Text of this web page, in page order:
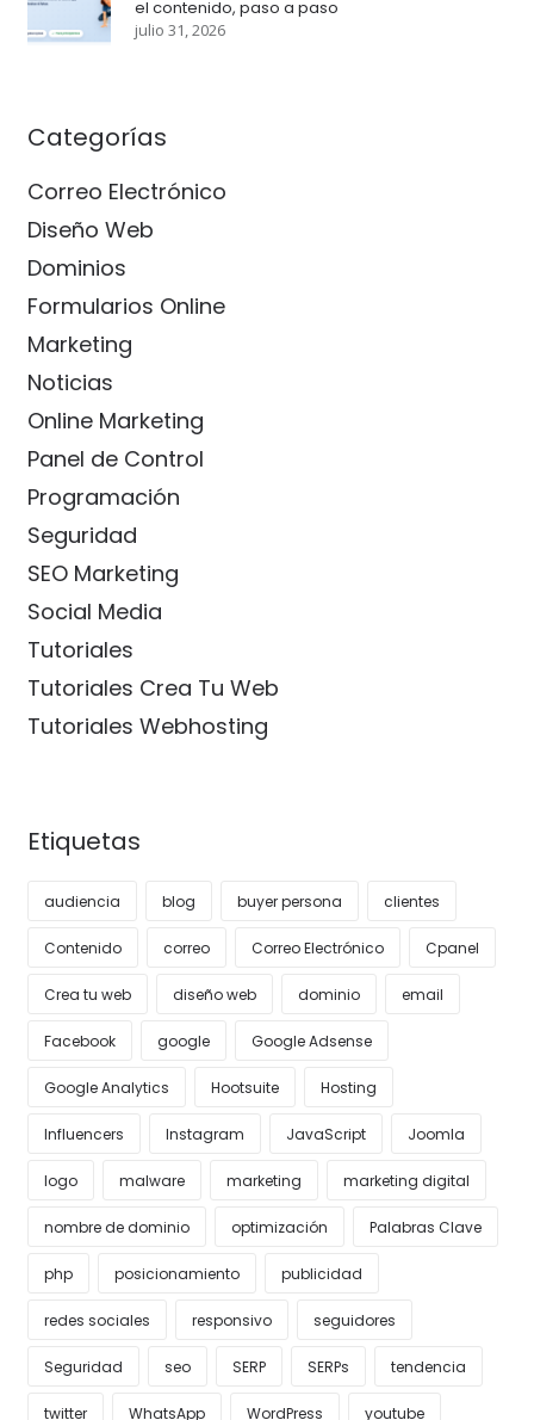
el contenido, paso a paso
julio 31, 2026
Categorías
Correo Electrónico
Diseño Web
Dominios
Formularios Online
Marketing
Noticias
Online Marketing
Panel de Control
Programación
Seguridad
SEO Marketing
Social Media
Tutoriales
Tutoriales Crea Tu Web
Tutoriales Webhosting
Etiquetas
audiencia blog buyer persona clientes
Contenido correo Correo Electrónico Cpanel
Crea tu web diseño web dominio email
Facebook google Google Adsense
Google Analytics Hootsuite Hosting
Influencers Instagram JavaScript Joomla
logo malware marketing marketing digital
nombre de dominio optimización Palabras Clave
php posicionamiento publicidad
redes sociales responsivo seguidores
Seguridad seo SERP SERPs tendencia
twitter WhatsApp WordPress youtube